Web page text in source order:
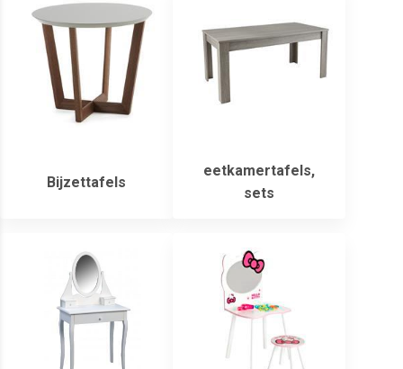
Bijzettafels
eetkamertafels,
sets